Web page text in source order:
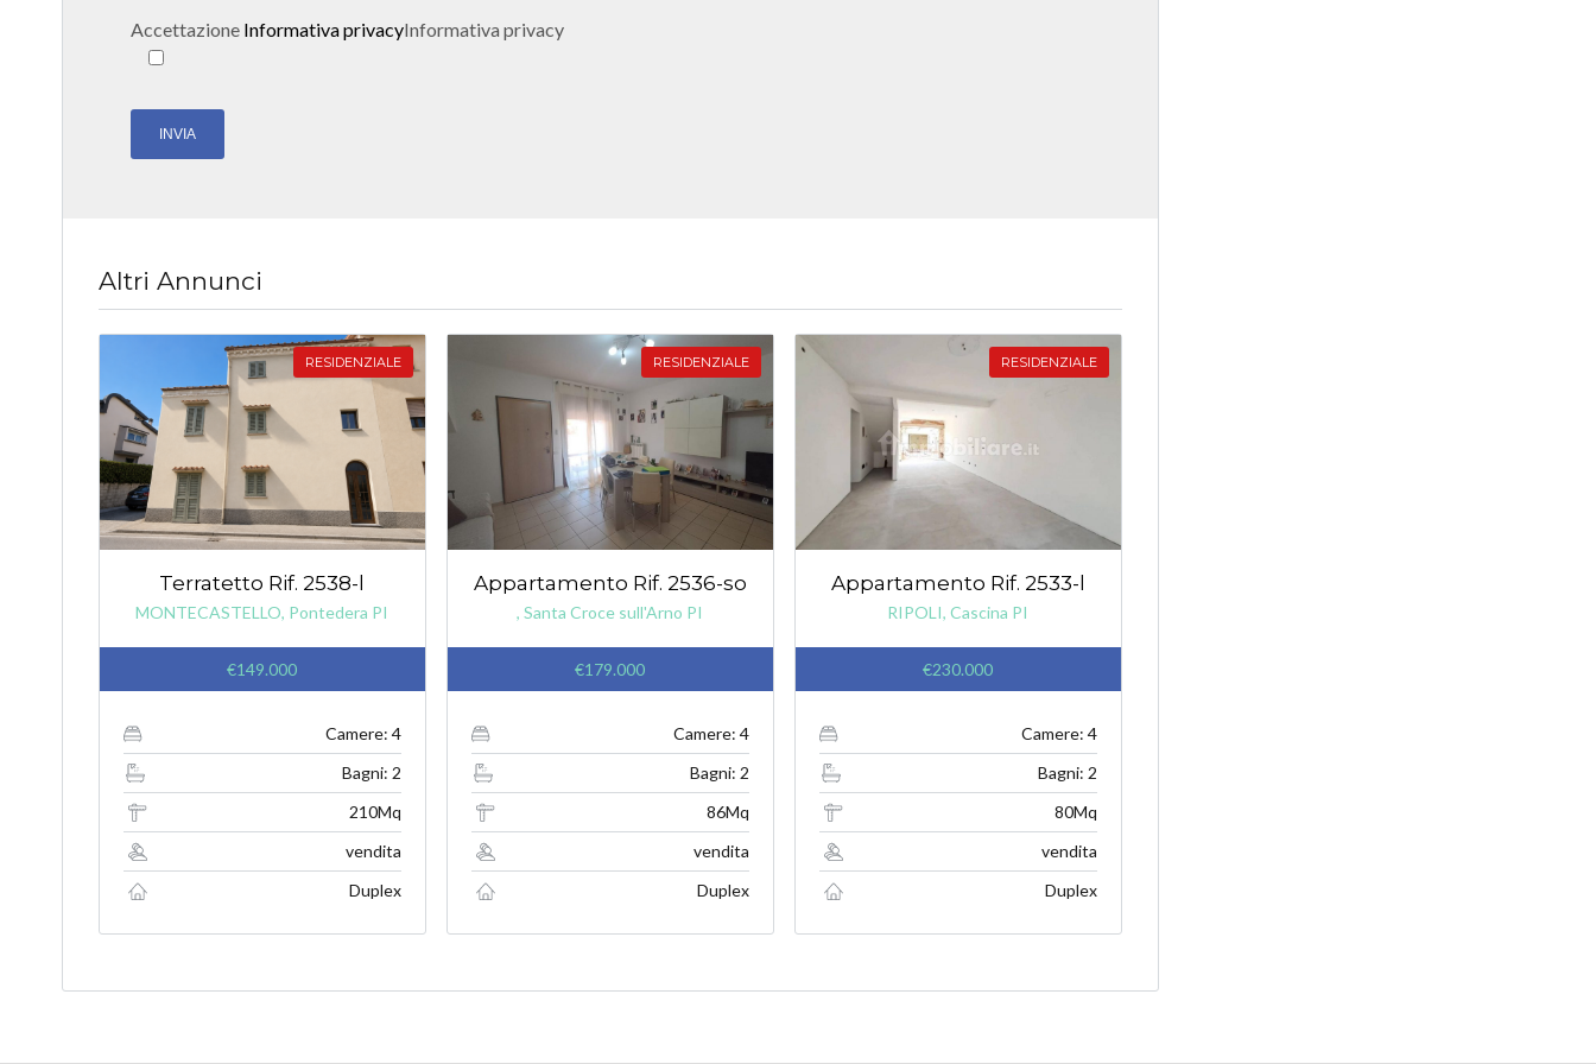
Accettazione Informativa privacyInformativa privacy
Altri Annunci
RESIDENZIALE
Terratetto Rif. 2538-l
MONTECASTELLO, Pontedera PI
€149.000
Camere: 4
Bagni: 2
210Mq
vendita
Duplex
RESIDENZIALE
Appartamento Rif. 2536-so
, Santa Croce sull'Arno PI
€179.000
Camere: 4
Bagni: 2
86Mq
vendita
Duplex
RESIDENZIALE
Appartamento Rif. 2533-l
RIPOLI, Cascina PI
€230.000
Camere: 4
Bagni: 2
80Mq
vendita
Duplex